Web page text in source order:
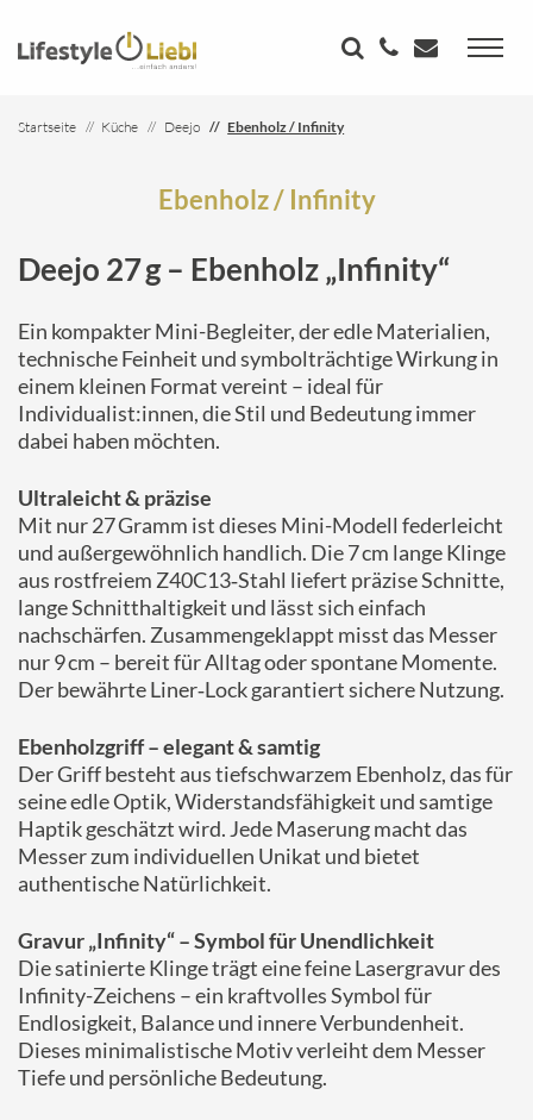
Startseite Küche Deejo Ebenholz / Infinity
Ebenholz / Infinity
Deejo 27 g – Ebenholz „Infinity“
Ein kompakter Mini-Begleiter, der edle Materialien,
technische Feinheit und symbolträchtige Wirkung in
einem kleinen Format vereint – ideal für
Individualist:innen, die Stil und Bedeutung immer
dabei haben möchten.
Ultraleicht & präzise
Mit nur 27 Gramm ist dieses Mini-Modell federleicht
und außergewöhnlich handlich. Die 7 cm lange Klinge
aus rostfreiem Z40C13‑Stahl liefert präzise Schnitte,
lange Schnitthaltigkeit und lässt sich einfach
nachschärfen. Zusammengeklappt misst das Messer
nur 9 cm – bereit für Alltag oder spontane Momente.
Der bewährte Liner‑Lock garantiert sichere Nutzung.
Ebenholzgriff – elegant & samtig
Der Griff besteht aus tiefschwarzem Ebenholz, das für
seine edle Optik, Widerstandsfähigkeit und samtige
Haptik geschätzt wird. Jede Maserung macht das
Messer zum individuellen Unikat und bietet
authentische Natürlichkeit.
Gravur „Infinity“ – Symbol für Unendlichkeit
Die satinierte Klinge trägt eine feine Lasergravur des
Infinity-Zeichens – ein kraftvolles Symbol für
Endlosigkeit, Balance und innere Verbundenheit.
Dieses minimalistische Motiv verleiht dem Messer
Tiefe und persönliche Bedeutung.